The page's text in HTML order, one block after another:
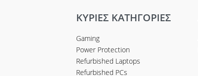
ΚΥΡΙΕΣ ΚΑΤΗΓΟΡΙΕΣ
Gaming
Power Protection
Refurbished Laptops
Refurbished PCs